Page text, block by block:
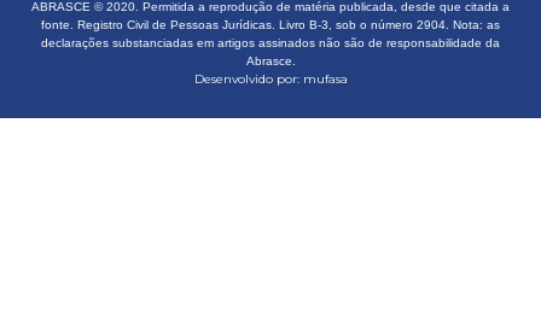
ABRASCE © 2020. Permitida a reprodução de matéria publicada, desde que citada a
fonte. Registro Civil de Pessoas Jurídicas. Livro B-3, sob o número 2904. Nota: as
declarações substanciadas em artigos assinados não são de responsabilidade da
Abrasce.
Desenvolvido por: mufasa